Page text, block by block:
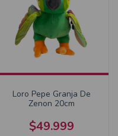
Loro Pepe Granja De
Zenon 20cm
$49.999